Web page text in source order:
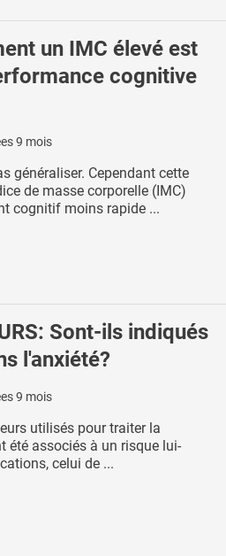
un IMC élevé est
cognitive
9 mois
généraliser. Cependant cette
de masse corporelle (IMC)
cognitif moins rapide ...
Sont-ils indiqués
l'anxiété?
9 mois
utilisés pour traiter la
été associés à un risque lui-
celui de ...